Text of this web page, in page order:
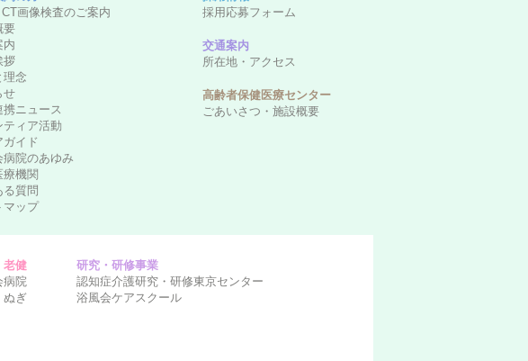
CT画像検査のご案内
要
内
拶
理念
せ
携ニュース
ティア活動
ガイド
病院のあゆみ
療機関
る質問
マップ
採用応募フォーム
交通案内
所在地・アクセス
高齢者保健医療センター
ごあいさつ・施設概要
老健
病院
ぬぎ
研究・研修事業
認知症介護研究・研修東京センター
浴風会ケアスクール